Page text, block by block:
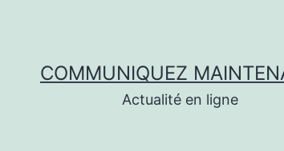
COMMUNIQUEZ
Actualité en ligne